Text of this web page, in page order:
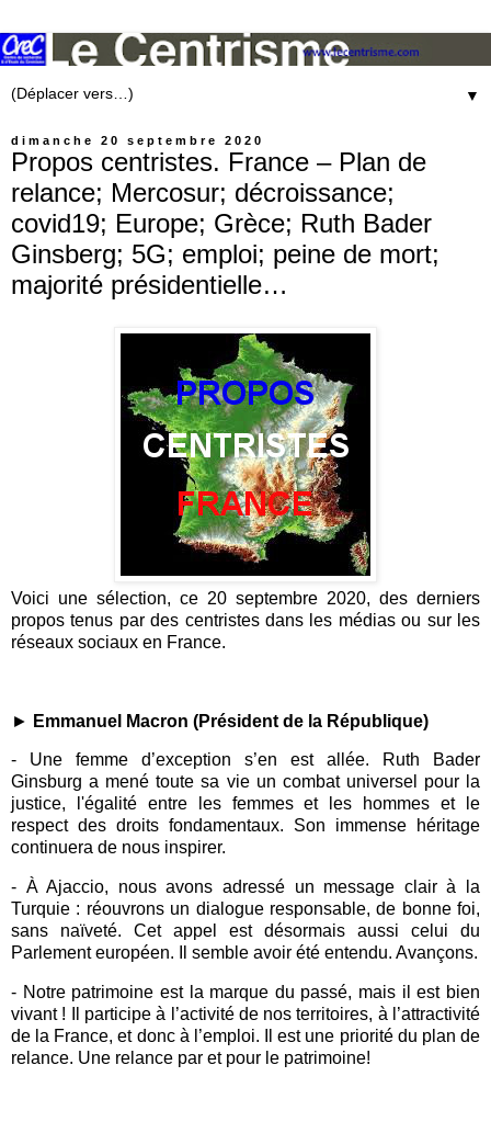
▼
dimanche 20 septembre 2020
Propos centristes. France – Plan de
relance; Mercosur; décroissance;
covid19; Europe; Grèce; Ruth Bader
Ginsberg; 5G; emploi; peine de mort;
majorité présidentielle…
Voici une sélection, ce 20 septembre 2020, des derniers
propos tenus par des centristes dans les médias ou sur les
réseaux sociaux en France.
► Emmanuel Macron (Président de la République)
- Une femme d’exception s’en est allée. Ruth Bader
Ginsburg a mené toute sa vie un combat universel pour la
justice, l'égalité entre les femmes et les hommes et le
respect des droits fondamentaux. Son immense héritage
continuera de nous inspirer.
- À Ajaccio, nous avons adressé un message clair à la
Turquie : réouvrons un dialogue responsable, de bonne foi,
sans naïveté. Cet appel est désormais aussi celui du
Parlement européen. Il semble avoir été entendu. Avançons.
- Notre patrimoine est la marque du passé, mais il est bien
vivant ! Il participe à l’activité de nos territoires, à l’attractivité
de la France, et donc à l’emploi. Il est une priorité du plan de
relance. Une relance par et pour le patrimoine!